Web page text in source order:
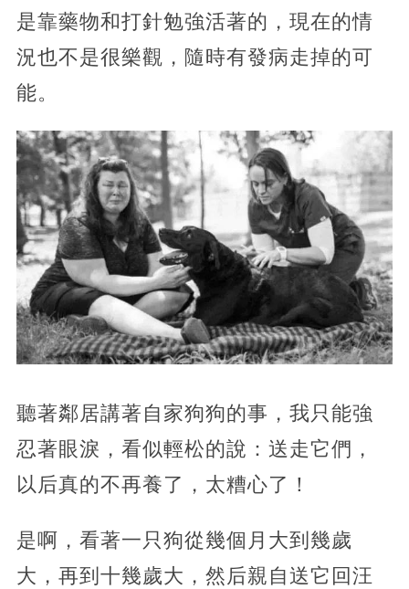
是靠藥物和打針勉強活著的，現在的情
況也不是很樂觀，隨時有發病走掉的可
能。
聽著鄰居講著自家狗狗的事，我只能強
忍著眼淚，看似輕松的說：送走它們，
以后真的不再養了，太糟心了！
是啊，看著一只狗從幾個月大到幾歲
大，再到十幾歲大，然后親自送它回汪